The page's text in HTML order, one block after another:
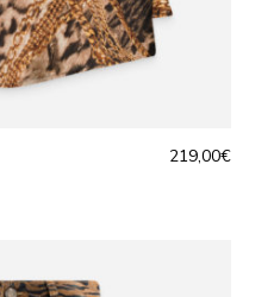
219,00€